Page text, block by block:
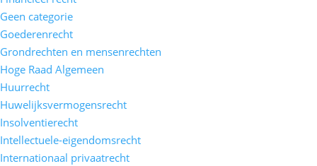
Geen categorie
Goederenrecht
Grondrechten en mensenrechten
Hoge Raad Algemeen
Huurrecht
Huwelijksvermogensrecht
Insolventierecht
Intellectuele-eigendomsrecht
Internationaal privaatrecht